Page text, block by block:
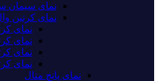
نمای سیمان
نمای کرتین
نمای
نمای
نمای
نمای
نمای پانچ متال